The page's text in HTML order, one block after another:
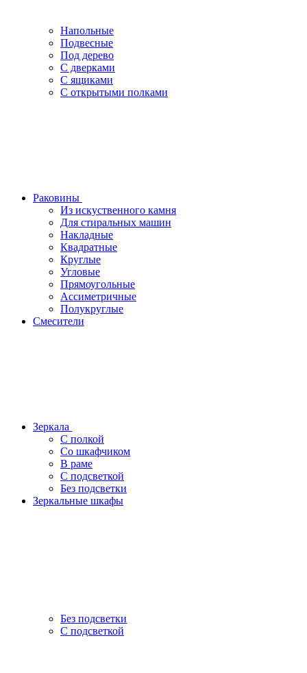
Напольные
Подвесные
Под дерево
С дверками
С ящиками
С открытыми полками
Раковины
Из искуственного камня
Для стиральных машин
Накладные
Квадратные
Круглые
Угловые
Прямоугольные
Ассиметричные
Полукруглые
Смесители
Зеркала
С полкой
Со шкафчиком
В раме
С подсветкой
Без подсветки
Зеркальные шкафы
Без подсветки
С подсветкой